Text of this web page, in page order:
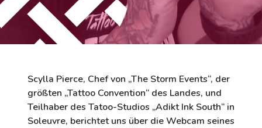
Scylla Pierce, Chef von „The Storm Events“, der
größten „Tattoo Convention“ des Landes, und
Teilhaber des Tatoo-Studios „Adikt Ink South“ in
Soleuvre, berichtet uns über die Webcam seines